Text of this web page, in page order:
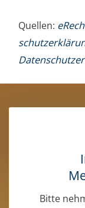
Quel­len:
Bitte